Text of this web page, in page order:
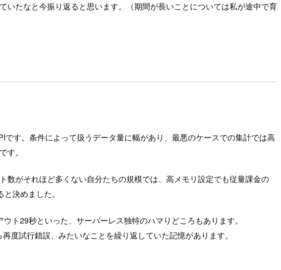
たなと今振り返ると思います。（期間が長いことについては私が途中で育
す。条件によって扱うデータ量に幅があり、最悪のケースでの集計では高
す。
がそれほど多くない自分たちの規模では、高メモリ設定でも従量課金の
決めました。
ト29秒といった、サーバーレス独特のハマりどころもあります。
度試行錯誤、みたいなことを繰り返していた記憶があります。